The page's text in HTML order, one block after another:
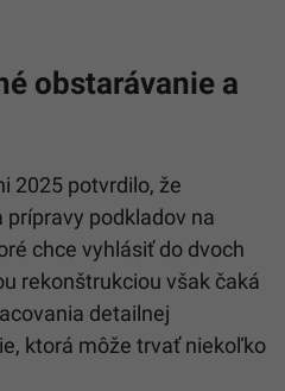
obstarávanie a
2025 potvrdilo, že
podkladov na
chce vyhlásiť do dvoch
rekonštrukciou však čaká
detailnej
ktorá môže trvať niekoľko